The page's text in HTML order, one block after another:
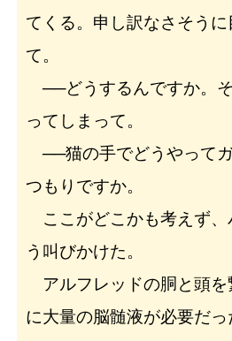
てくる。申し訳なさそう
て。
──どうするんですか。
ってしまって。
──猫の手でどうやって
つもりですか。
ここがどこかも考えず、
う叫びかけた。
アルフレッドの胴と頭を
に大量の脳髄液が必要だ